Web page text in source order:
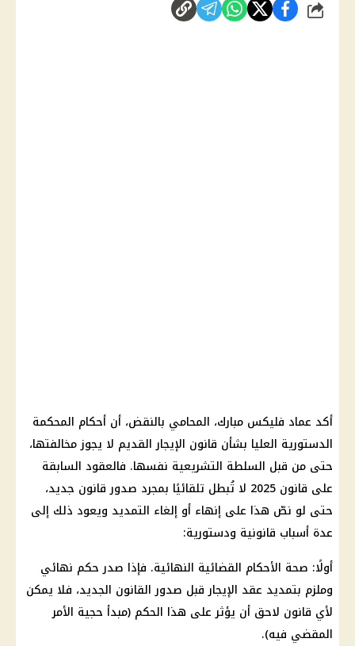
شارك
أكد عماد فليكس مبارك، المحامي بالنقض، أن أحكام المحكمة
الدستورية العليا بشأن قانون الإيجار القديم لا يجوز مخالفتها،
حتى من قبل السلطة التشريعية نفسها. فالعقود السابقة
على قانون 2025 لا تُبطل تلقائيًا بمجرد صدور قانون جديد،
حتى لو نصّ هذا على إنهاء أو إلغاء التمديد ويعود ذلك إلى
عدة أسباب قانونية ودستورية:
أولًا: صحة الأحكام القضائية النهائية. فإذا صدر حكم نهائي
وملزم بتمديد عقد الإيجار قبل صدور القانون الجديد، فلا يمكن
لأي قانون لاحق أن يؤثر على هذا الحكم (مبدأ حجية الأمر
المقضي فيه).